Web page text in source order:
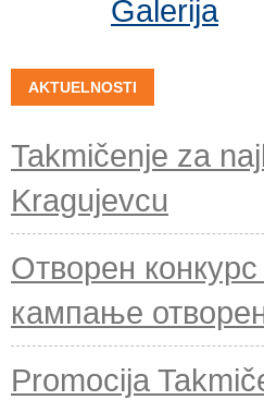
​Galerija
AKTUELNOSTI
Takmičenje za
Kragujevcu
Отворен конкурс
кампање
Promocija